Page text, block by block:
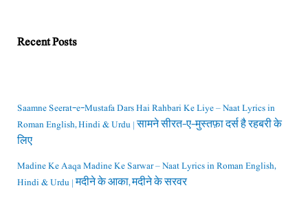
Recent Posts
Saamne Seerat-e-Mustafa Dars Hai Rahbari Ke Liye – Naat Lyrics in
Roman English, Hindi & Urdu | सामने सीरत-ए-मुस्तफ़ा दर्स है रहबरी के
लिए
Madine Ke Aaqa Madine Ke Sarwar – Naat Lyrics in Roman English,
Hindi & Urdu | मदीने के आका, मदीने के सरवर